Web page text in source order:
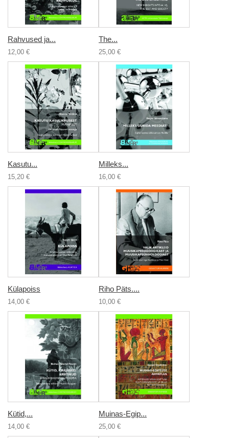
Rahvused ja...
12,00 €
The...
25,00 €
Kasutu...
15,20 €
Milleks...
16,00 €
Külapoiss
14,00 €
Riho Päts....
10,00 €
Kütid,...
14,00 €
Muinas-Egip...
25,00 €